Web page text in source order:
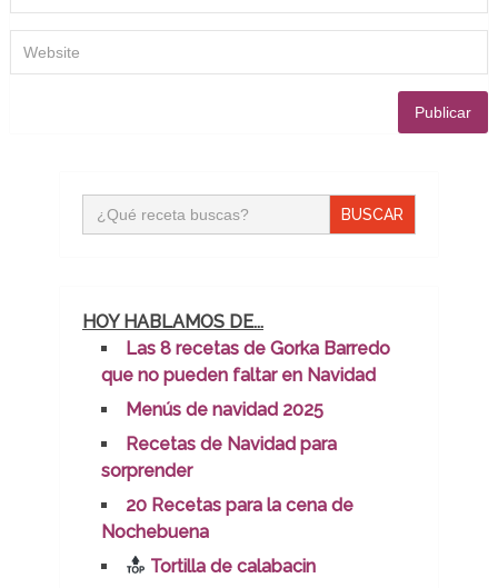
Buscar:
HOY HABLAMOS DE...
Las 8 recetas de Gorka Barredo
que no pueden faltar en Navidad
Menús de navidad 2025
Recetas de Navidad para
sorprender
20 Recetas para la cena de
Nochebuena
Tortilla de calabacin